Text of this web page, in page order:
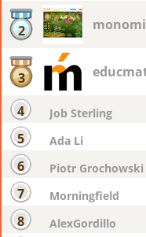
2 monomi
3
4 Job Sterling
5
Ada Li
6
Piotr Grochowski
7
Morningfield
8
AlexGordillo